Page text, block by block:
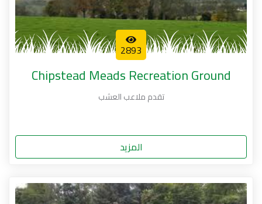
2893
Chipstead Meads Recreation Ground
تقدم ملاعب العشب
المزيد